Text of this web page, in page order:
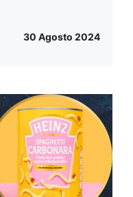
30 Agosto 2024